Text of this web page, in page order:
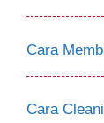
Cara
Cara